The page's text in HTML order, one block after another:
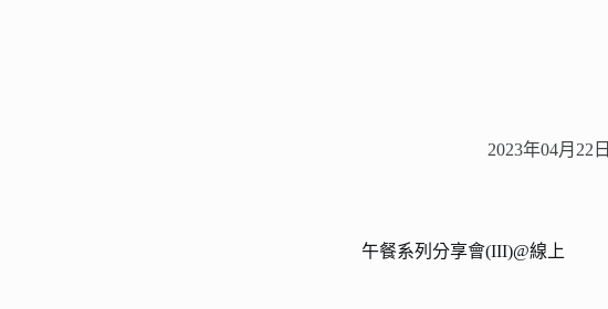
2023年04月22日
午餐系列分享會(III)@線上